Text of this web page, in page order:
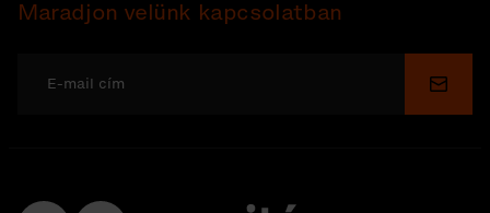
Maradjon velünk kapcsolatban